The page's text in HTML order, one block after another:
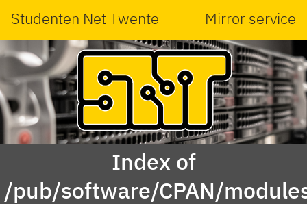
Studenten Net Twente Mirror service
Index of
/pub/software/CPAN/